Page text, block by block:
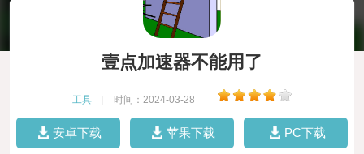
壹点加速器不能用了
工具 时间：2024-03-28
安卓下载 苹果下载 PC下载